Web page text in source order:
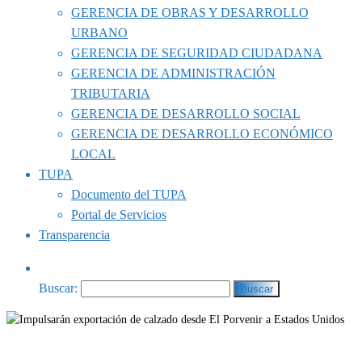
GERENCIA DE OBRAS Y DESARROLLO
URBANO
GERENCIA DE SEGURIDAD CIUDADANA
GERENCIA DE ADMINISTRACIÓN
TRIBUTARIA
GERENCIA DE DESARROLLO SOCIAL
GERENCIA DE DESARROLLO ECONÓMICO
LOCAL
TUPA
Documento del TUPA
Portal de Servicios
Transparencia
Buscar: